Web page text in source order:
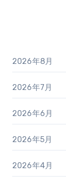
2026年8月
2026年7月
2026年6月
2026年5月
2026年4月